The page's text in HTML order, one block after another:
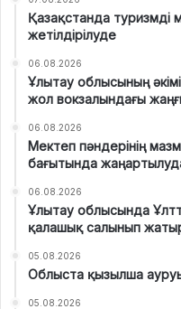
Қазақстанда туризмді
жетілдірілуде
06.08.2026
Ұлытау облысының
жол вокзалындағы
06.08.2026
Мектеп пәндерінің
бағытында
06.08.2026
Ұлытау облысында
қалашық салынып
05.08.2026
Облыста қызылша
05.08.2026